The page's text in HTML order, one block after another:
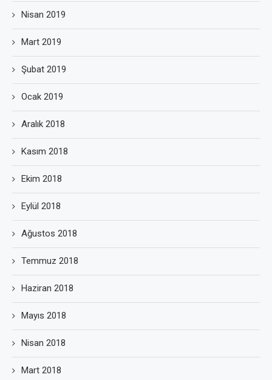
Nisan 2019
Mart 2019
Şubat 2019
Ocak 2019
Aralık 2018
Kasım 2018
Ekim 2018
Eylül 2018
Ağustos 2018
Temmuz 2018
Haziran 2018
Mayıs 2018
Nisan 2018
Mart 2018